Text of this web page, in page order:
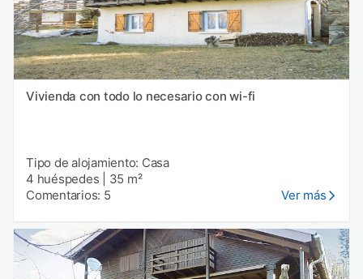
Vivienda con todo lo necesario con wi-fi
Tipo de alojamiento: Casa
4 huéspedes
35 m²
Comentarios: 5
Ver más